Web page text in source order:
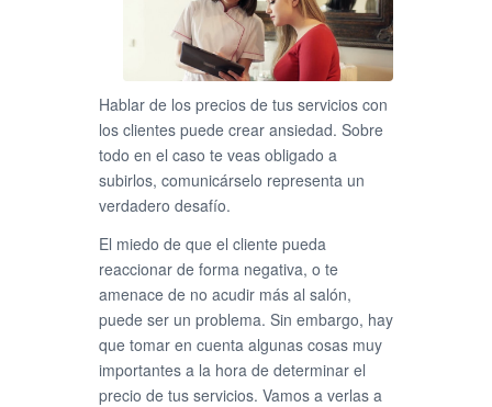
Hablar de los precios de tus servicios con
los clientes puede crear ansiedad. Sobre
todo en el caso te veas obligado a
subirlos, comunicárselo representa un
verdadero desafío.
El miedo de que el cliente pueda
reaccionar de forma negativa, o te
amenace de no acudir más al salón,
puede ser un problema. Sin embargo, hay
que tomar en cuenta algunas cosas muy
importantes a la hora de determinar el
precio de tus servicios. Vamos a verlas a